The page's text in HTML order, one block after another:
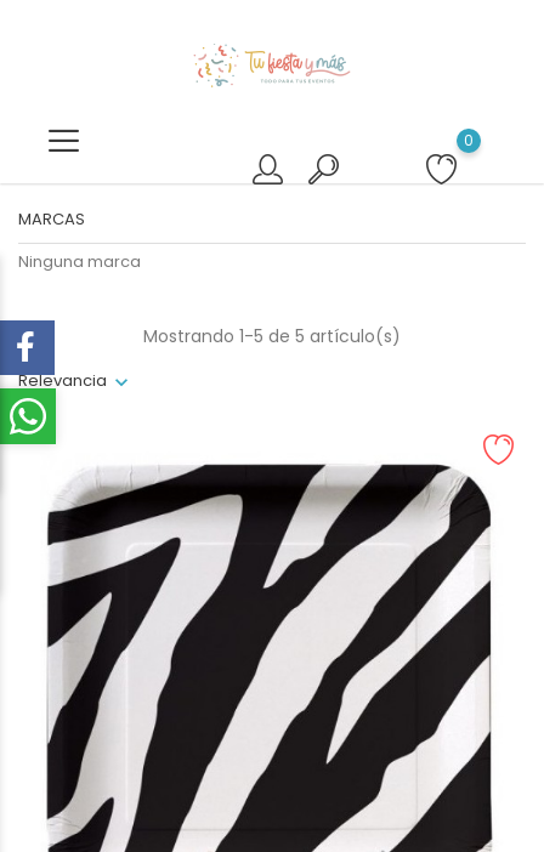
0
MARCAS
Ninguna marca
Relevancia
Mostrando 1-5 de 5 artículo(s)